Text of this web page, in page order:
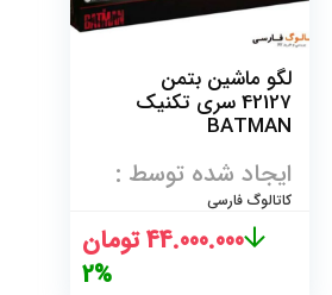
لگو ماشین بتمن
42127 سری تکنیک
BATMAN
ایجاد شده توسط :
کاتالوگ فارسی
قیمت
44.000.000تومانقیمت
فعلی2%